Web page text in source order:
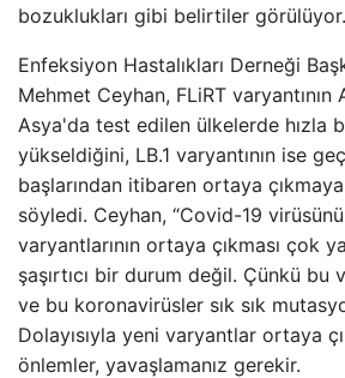
bozuklukları gibi belirtiler görülüyor.
Enfeksiyon Hastalıkları Derneği
Mehmet Ceyhan, FLiRT varyantının
Asya'da test edilen ülkelerde hızla
yükseldiğini, LB.1 varyantının ise
başlarından itibaren ortaya çıkmaya
söyledi. Ceyhan, “Covid-19
varyantlarının ortaya çıkması çok
şaşırtıcı bir durum değil. Çünkü
ve bu koronavirüsler sık ​​sık
Dolayısıyla yeni varyantlar ortaya
önlemler, yavaşlamanız gerekir.